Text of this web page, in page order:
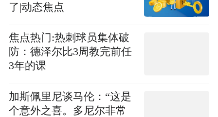
了|动态焦点
焦点热门:热刺球员集体破
防：德泽尔比3周教完前任
3年的课
加斯佩里尼谈马伦：“这是
个意外之喜。多尼尔非常